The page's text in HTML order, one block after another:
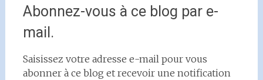
Abonnez-vous à ce blog par e-
mail.
Saisissez votre adresse e-mail pour vous
abonner à ce blog et recevoir une notification